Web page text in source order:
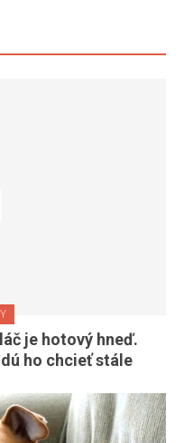
je hotový hneď.
ho chcieť stále